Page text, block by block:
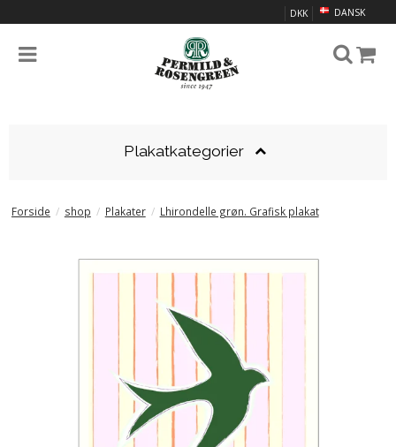
DANSK
DKK
Plakatkategorier
Forside / shop / Plakater / Lhirondelle grøn. Grafisk plakat